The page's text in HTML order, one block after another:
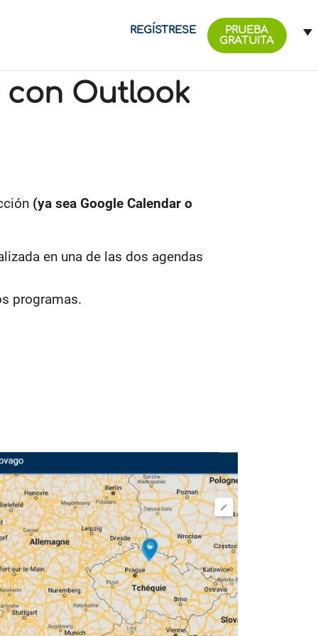
REGÍSTRESE
PRUEBA
GRATUITA
Outlook
(ya sea Google Calendar o
en una de las dos agendas
programas.